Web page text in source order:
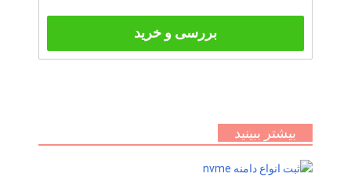
بررسی و خرید
بیشتر ببینید